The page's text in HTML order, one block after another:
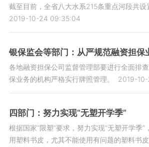
截至目前，全省八大水系215条重点河段共设
2019-10-24 09:35:04
银保监会等部门：从严规范融资担保
各地融资担保公司监督管理部要进行全面排
保业务的机构严格实行牌照管理。
2019-
四部门：努力实现“无塑开学季”
根据国家“限塑”要求，努力实现“无塑开学季
用塑料书皮，尤其不能使用有问题的塑料书皮